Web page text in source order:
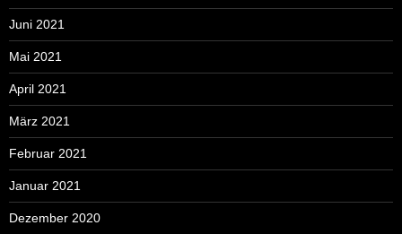
Juni 2021
Mai 2021
April 2021
März 2021
Februar 2021
Januar 2021
Dezember 2020